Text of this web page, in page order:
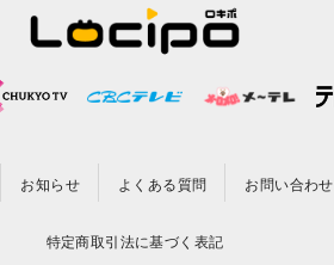
お知らせ よくある質問 お問い合わせ
特定商取引法に基づく表記